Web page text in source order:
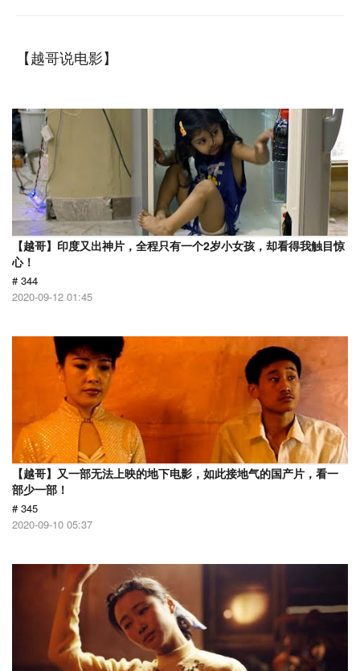
【越哥说电影】
【越哥】印度又出神片，全程只有一个2岁小女孩，却看得我触目惊
心！
# 344
2020-09-12 01:45
【越哥】又一部无法上映的地下电影，如此接地气的国产片，看一
部少一部！
# 345
2020-09-10 05:37